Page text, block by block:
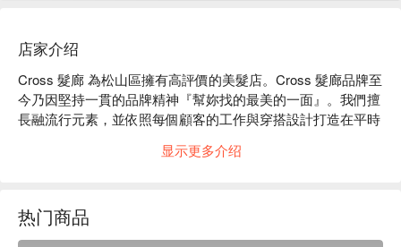
店家介绍
Cross 髮廊 為松山區擁有高評價的美髮店。Cross 髮廊品牌至
今乃因堅持一貫的品牌精神『幫妳找的最美的一面』。我們擅
長融流行元素，並依照每個顧客的工作與穿搭設計打造在平時
進創新技術，創造舒適、放鬆的環境，給予顧客一個歸屬感、
Cross 髮廊：Google 5 星、FunNow 5 星好評
Cross 髮廊 預約、價格立刻查看⬇︎
显示更多介绍
热门商品